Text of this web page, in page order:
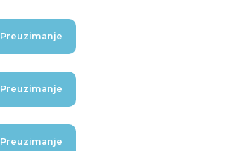
Preuzimanje
Preuzimanje
Preuzimanje